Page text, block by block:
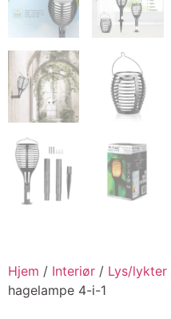
Hjem / Interiør / Lys/lykter
hagelampe 4-i-1